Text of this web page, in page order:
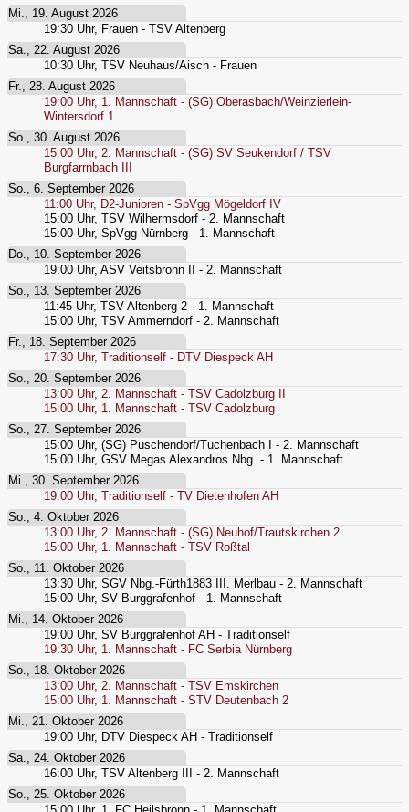
Mi., 19. August 2026
19:30 Uhr, Frauen - TSV Altenberg
Sa., 22. August 2026
10:30 Uhr, TSV Neuhaus/Aisch - Frauen
Fr., 28. August 2026
19:00 Uhr, 1. Mannschaft - (SG) Oberasbach/Weinzierlein-
Wintersdorf 1
So., 30. August 2026
15:00 Uhr, 2. Mannschaft - (SG) SV Seukendorf / TSV
Burgfarrnbach III
So., 6. September 2026
11:00 Uhr, D2-Junioren - SpVgg Mögeldorf IV
15:00 Uhr, TSV Wilhermsdorf - 2. Mannschaft
15:00 Uhr, SpVgg Nürnberg - 1. Mannschaft
Do., 10. September 2026
19:00 Uhr, ASV Veitsbronn II - 2. Mannschaft
So., 13. September 2026
11:45 Uhr, TSV Altenberg 2 - 1. Mannschaft
15:00 Uhr, TSV Ammerndorf - 2. Mannschaft
Fr., 18. September 2026
17:30 Uhr, Traditionself - DTV Diespeck AH
So., 20. September 2026
13:00 Uhr, 2. Mannschaft - TSV Cadolzburg II
15:00 Uhr, 1. Mannschaft - TSV Cadolzburg
So., 27. September 2026
15:00 Uhr, (SG) Puschendorf/Tuchenbach I - 2. Mannschaft
15:00 Uhr, GSV Megas Alexandros Nbg. - 1. Mannschaft
Mi., 30. September 2026
19:00 Uhr, Traditionself - TV Dietenhofen AH
So., 4. Oktober 2026
13:00 Uhr, 2. Mannschaft - (SG) Neuhof/Trautskirchen 2
15:00 Uhr, 1. Mannschaft - TSV Roßtal
So., 11. Oktober 2026
13:30 Uhr, SGV Nbg.-Fürth1883 III. Merlbau - 2. Mannschaft
15:00 Uhr, SV Burggrafenhof - 1. Mannschaft
Mi., 14. Oktober 2026
19:00 Uhr, SV Burggrafenhof AH - Traditionself
19:30 Uhr, 1. Mannschaft - FC Serbia Nürnberg
So., 18. Oktober 2026
13:00 Uhr, 2. Mannschaft - TSV Emskirchen
15:00 Uhr, 1. Mannschaft - STV Deutenbach 2
Mi., 21. Oktober 2026
19:00 Uhr, DTV Diespeck AH - Traditionself
Sa., 24. Oktober 2026
16:00 Uhr, TSV Altenberg III - 2. Mannschaft
So., 25. Oktober 2026